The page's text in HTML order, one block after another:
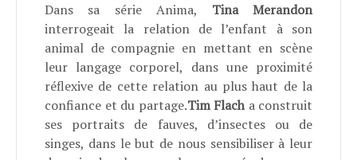
Dans sa série Anima, Tina Merandon
interrogeait la relation de l’enfant à son
animal de compagnie en mettant en scène
leur langage corporel, dans une proximité
réflexive de cette relation au plus haut de la
confiance et du partage.Tim Flacha construit
ses portraits de fauves, d’insectes ou de
singes, dans le but de nous sensibiliser à leur